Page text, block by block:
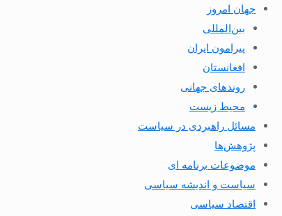
جهان امروز
بین‌المللی
پیرامون ایران
افغانستان
روندهای جهانی
محیط زیست
مسائل راهبردی در سیاست
پژوهش‌ها
موضوعات برنامه ای
سیاست و اندیشه سیاسی
اقتصاد سیاسی